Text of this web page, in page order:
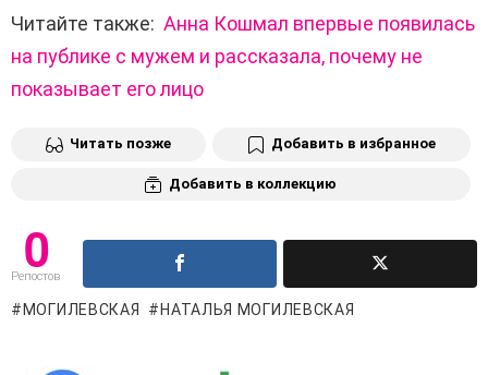
Читайте также: Анна Кошмал впервые появилась
на публике с мужем и рассказала, почему не
показывает его лицо
Читать позже Добавить в избранное
Добавить в коллекцию
0
Репостов
МОГИЛЕВСКАЯ НАТАЛЬЯ МОГИЛЕВСКАЯ